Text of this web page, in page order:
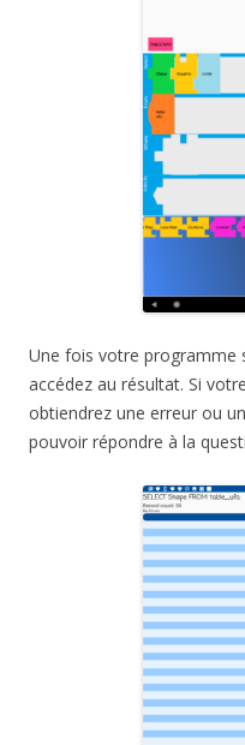
Une fois votre programme
accédez au résultat. Si
obtiendrez une erreur ou
pouvoir répondre à la